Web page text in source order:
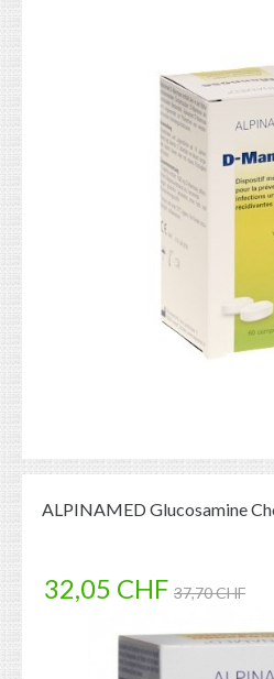
ALPINAMED Glucosamine
32,05 CHF 37,70 CHF